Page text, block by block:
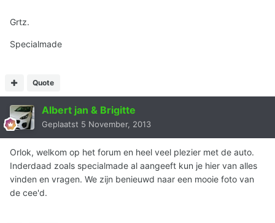
Grtz.
Specialmade
Quote
Albert jan & Brigitte
Geplaatst 5 November, 2013
Orlok, welkom op het forum en heel veel plezier met de auto.
Inderdaad zoals specialmade al aangeeft kun je hier van alles
vinden en vragen. We zijn benieuwd naar een mooie foto van
de cee'd.